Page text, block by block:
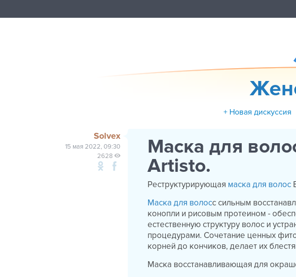
+ Новая дискуссия
Solvex
15 мая 2022, 09:30
2628
Маска для
Artisto.
Реструктурирующая маска для волос
Маска для волосс сильным
конопли и рисовым протеином -
естественную структуру волос и
процедурами. Сочетание ценных
корней до кончиков, делает их
Маска восстанавливающая для